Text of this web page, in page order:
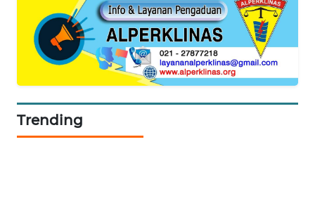
Trending
CIANJUR
WN
SERIBU
WN
TANGERANG